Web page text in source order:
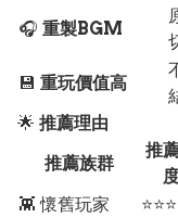
🎧 重製BGM
💾 重玩價值高
🌟 推薦理由
推薦族群
推
👾 懷舊玩家